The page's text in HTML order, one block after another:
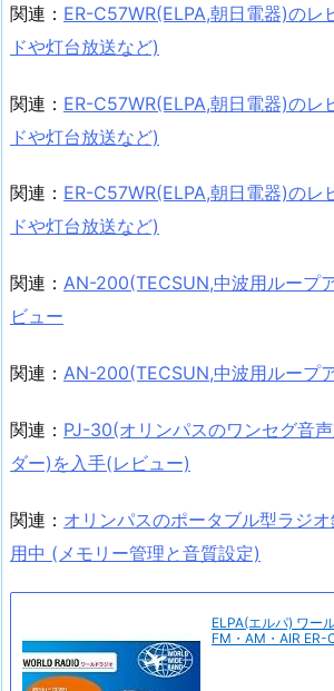
関連： ER-C57WR(ELPA,朝日電器)の
ドや灯台放送など)
関連： ER-C57WR(ELPA,朝日電器)の
ドや灯台放送など)
関連： ER-C57WR(ELPA,朝日電器)の
ドや灯台放送など)
関連： AN-200(TECSUN,中波用ループ
ビュー
関連： AN-200(TECSUN,中波用ループ
関連： PJ-30(オリンパスのワンセグ音
ダー)を入手(レビュー)
関連： オリンパスのポータブル型ラジ
用中 (メモリー管理と音質設定)
ELPA(エルパ) ワー
FM・AM・AIR ER-